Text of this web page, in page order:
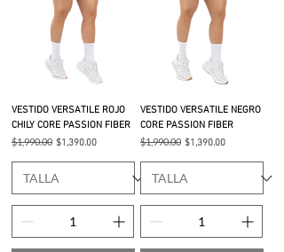
VESTIDO VERSATILE ROJO
CHILY CORE PASSION FIBER
Precio
$1,990.00 Precio de oferta
$1,390.00
VESTIDO VERSATILE NEGRO
CORE PASSION FIBER
Precio
$1,990.00 Precio de oferta
$1,390.00